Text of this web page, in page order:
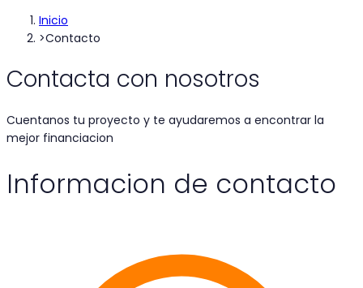
Inicio
>Contacto
Contacta con nosotros
Cuentanos tu proyecto y te ayudaremos a encontrar la
mejor financiacion
Informacion de contacto